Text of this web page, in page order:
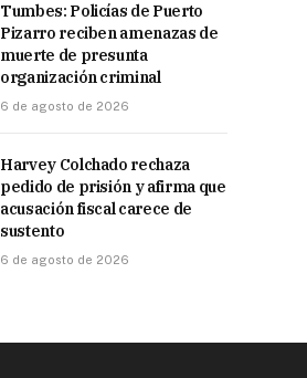
Tumbes: Policías de Puerto
Pizarro reciben amenazas de
muerte de presunta
organización criminal
6 de agosto de 2026
Harvey Colchado rechaza
pedido de prisión y afirma que
acusación fiscal carece de
sustento
6 de agosto de 2026